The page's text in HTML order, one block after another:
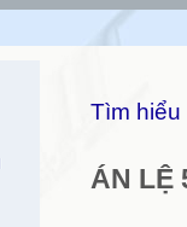
Tìm hiểu
ÁN LỆ